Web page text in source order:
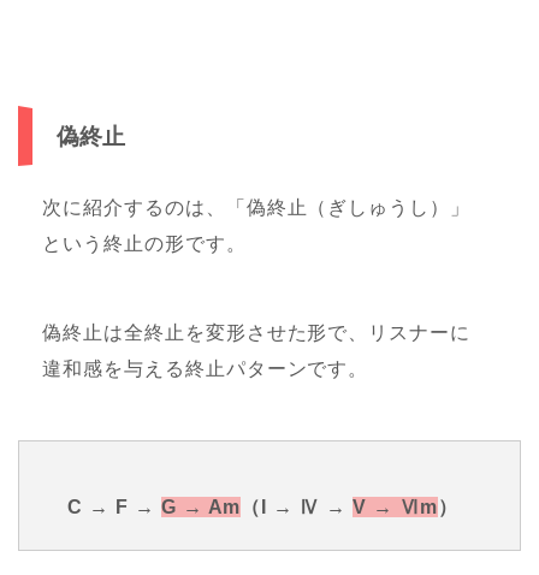
偽終止
次に紹介するのは、「偽終止（ぎしゅうし）」
という終止の形です。
偽終止は全終止を変形させた形で、リスナーに
違和感を与える終止パターンです。
C → F → G → Am （I → Ⅳ →V → Ⅵm）